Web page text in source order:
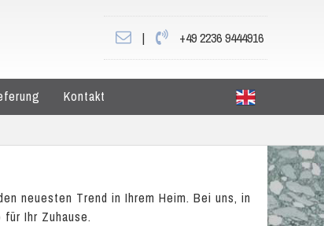
| +49 2236 9444916
Kontakt
neuesten Trend in Ihrem Heim. Bei uns, in
Ihr Zuhause.